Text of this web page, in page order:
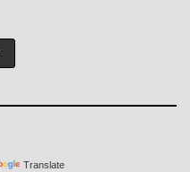
Translate